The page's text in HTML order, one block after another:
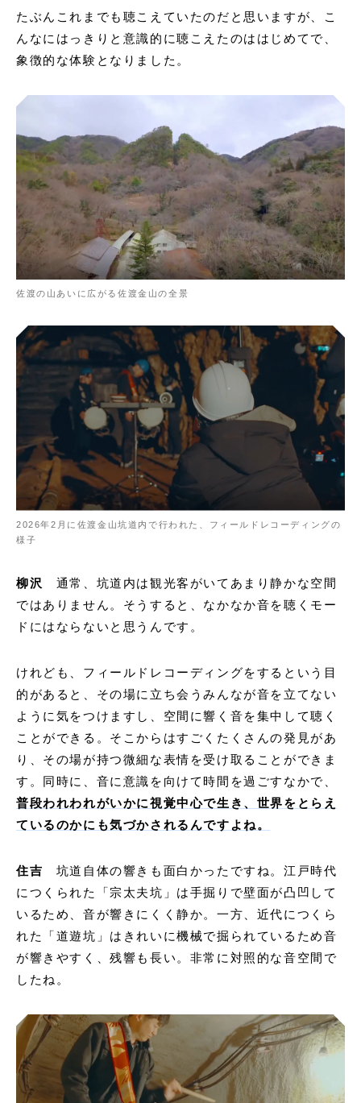
たぶんこれまでも聴こえていたのだと思いますが、こ
んなにはっきりと意識的に聴こえたのははじめてで、
象徴的な体験となりました。
佐渡の山あいに広がる佐渡金山の全景
2026年2月に佐渡金山坑道内で行われた、フィールドレコーディングの
様子
柳沢
通常、坑道内は観光客がいてあまり静かな空間
ではありません。そうすると、なかなか音を聴くモー
ドにはならないと思うんです。
けれども、フィールドレコーディングをするという目
的があると、その場に立ち会うみんなが音を立てない
ように気をつけますし、空間に響く音を集中して聴く
ことができる。そこからはすごくたくさんの発見があ
り、その場が持つ微細な表情を受け取ることができま
す。同時に、音に意識を向けて時間を過ごすなかで、
普段われわれがいかに視覚中心で生き、世界をとらえ
ているのかにも気づかされるんですよね。
住吉
坑道自体の響きも面白かったですね。江戸時代
につくられた「宗太夫坑」は手掘りで壁面が凸凹して
いるため、音が響きにくく静か。一方、近代につくら
れた「道遊坑」はきれいに機械で掘られているため音
が響きやすく、残響も長い。非常に対照的な音空間で
したね。